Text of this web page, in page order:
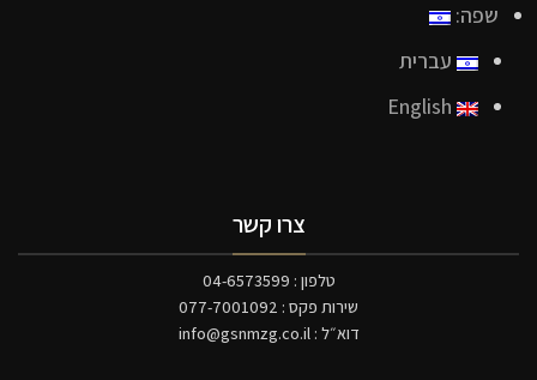
שפה:
עברית
צרו קשר
טלפון : 04-6573599
שירות פקס : 077-7001092
דוא״ל :info@gsnmzg.co.il